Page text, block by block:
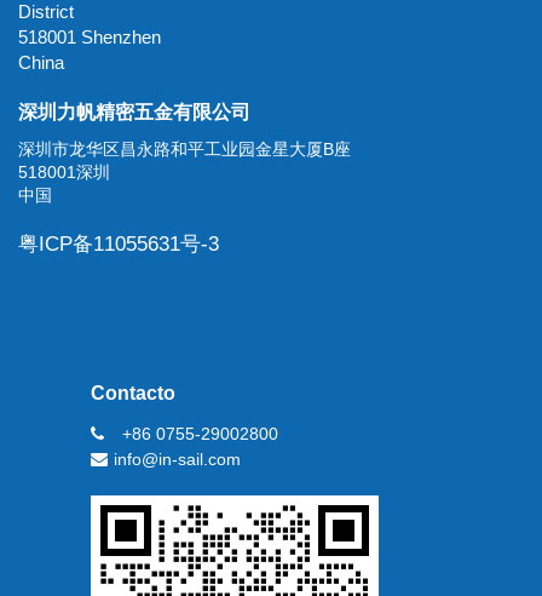
District
518001 Shenzhen
China
深圳力帆精密五金有限公司
深圳市龙华区昌永路和平工业园金星大厦B座
518001深圳
中国
粤ICP备11055631号-3
Contacto
+86 0755-29002800
info@in-sail.com